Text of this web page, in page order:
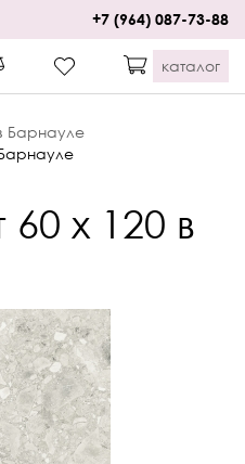
+7 (964) 087-73-88
каталог
Барнауле
x 120 в